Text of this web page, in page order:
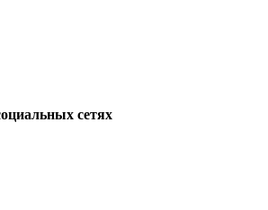
сетях